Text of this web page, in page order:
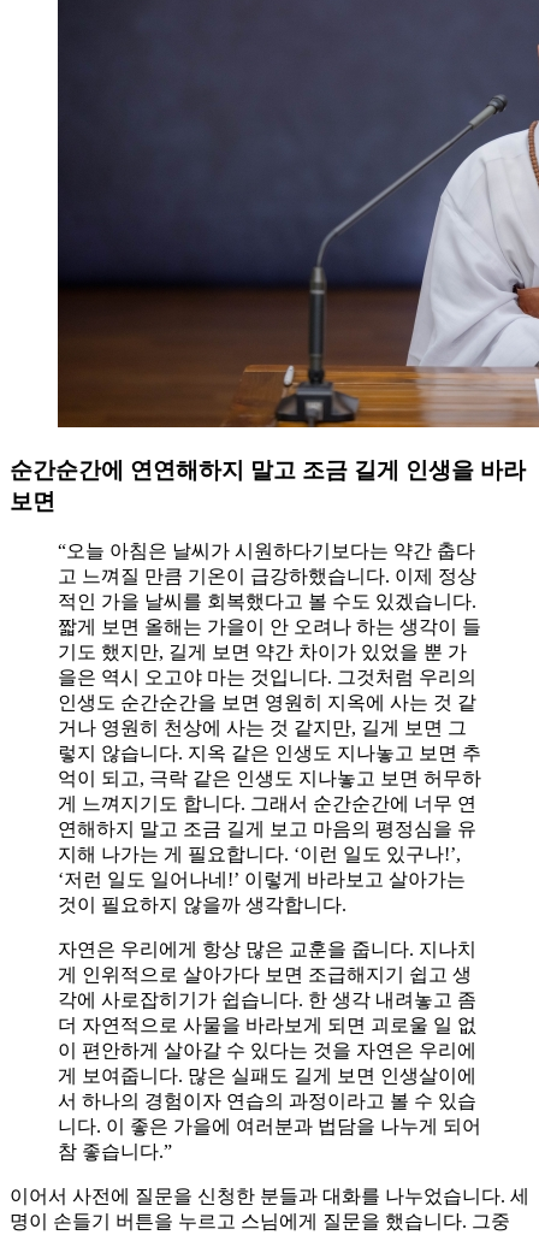
순간순간에 연연해하지 말고 조금 길게 인생을 바라
보면
“오늘 아침은 날씨가 시원하다기보다는 약간 춥다
고 느껴질 만큼 기온이 급강하했습니다. 이제 정상
적인 가을 날씨를 회복했다고 볼 수도 있겠습니다.
짧게 보면 올해는 가을이 안 오려나 하는 생각이 들
기도 했지만, 길게 보면 약간 차이가 있었을 뿐 가
을은 역시 오고야 마는 것입니다. 그것처럼 우리의
인생도 순간순간을 보면 영원히 지옥에 사는 것 같
거나 영원히 천상에 사는 것 같지만, 길게 보면 그
렇지 않습니다. 지옥 같은 인생도 지나놓고 보면 추
억이 되고, 극락 같은 인생도 지나놓고 보면 허무하
게 느껴지기도 합니다. 그래서 순간순간에 너무 연
연해하지 말고 조금 길게 보고 마음의 평정심을 유
지해 나가는 게 필요합니다. ‘이런 일도 있구나!’,
‘저런 일도 일어나네!’ 이렇게 바라보고 살아가는
것이 필요하지 않을까 생각합니다.
자연은 우리에게 항상 많은 교훈을 줍니다. 지나치
게 인위적으로 살아가다 보면 조급해지기 쉽고 생
각에 사로잡히기가 쉽습니다. 한 생각 내려놓고 좀
더 자연적으로 사물을 바라보게 되면 괴로울 일 없
이 편안하게 살아갈 수 있다는 것을 자연은 우리에
게 보여줍니다. 많은 실패도 길게 보면 인생살이에
서 하나의 경험이자 연습의 과정이라고 볼 수 있습
니다. 이 좋은 가을에 여러분과 법담을 나누게 되어
참 좋습니다.”
이어서 사전에 질문을 신청한 분들과 대화를 나누었습니다. 세
명이 손들기 버튼을 누르고 스님에게 질문을 했습니다. 그중